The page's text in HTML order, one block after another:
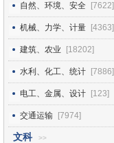
自然、环境、安全 [7622]
机械、力学、计量 [4363]
建筑、农业 [18202]
水利、化工、统计 [7886]
电工、金属、设计 [123]
交通运输 [7974]
文科 >>